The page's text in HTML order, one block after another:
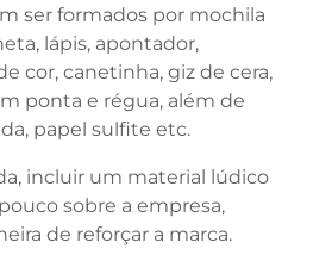
ser formados por mochila
lápis, apontador,
cor, canetinha, giz de cera,
ponta e régua, além de
papel sulfite etc.
incluir um material lúdico
sobre a empresa,
de reforçar a marca.